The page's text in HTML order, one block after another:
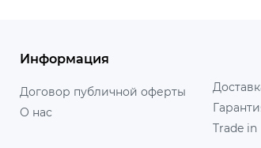
Информация
Договор публичной оферты
О нас
Trade in